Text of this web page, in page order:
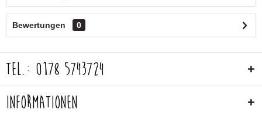
Bewertungen 0
Tel.: 0178 5743724
Informationen